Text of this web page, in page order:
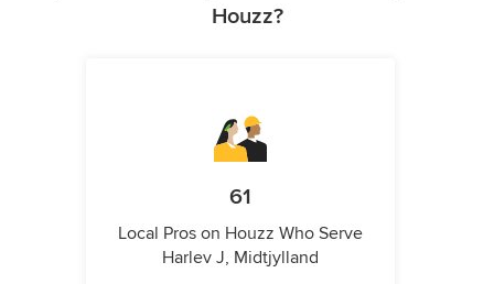
Houzz?
61
Local Pros on Houzz Who Serve
Harlev J, Midtjylland